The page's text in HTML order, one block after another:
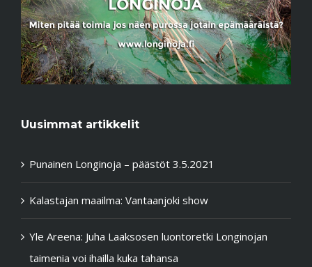
Uusimmat artikkelit
Punainen Longinoja – päästöt 3.5.2021
Kalastajan maailma: Vantaanjoki show
Yle Areena: Juha Laaksosen luontoretki Longinojan
taimenia voi ihailla kuka tahansa